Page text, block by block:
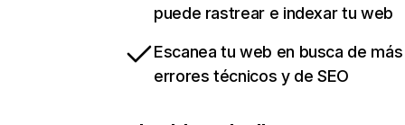
puede rastrear e indexar tu web
Escanea tu web en busca de
errores técnicos y de SEO